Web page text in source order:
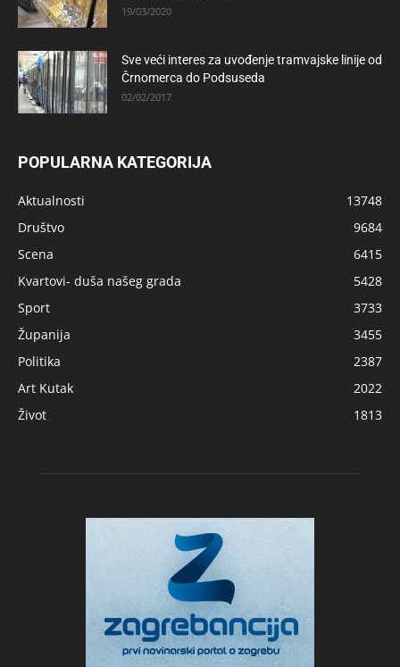
19/03/2020
Sve veći interes za uvođenje tramvajske linije od
Črnomerca do Podsuseda
02/02/2017
POPULARNA KATEGORIJA
Aktualnosti
13748
Društvo
9684
Scena
6415
Kvartovi- duša našeg grada
5428
Sport
3733
Županija
3455
Politika
2387
Art Kutak
2022
Život
1813